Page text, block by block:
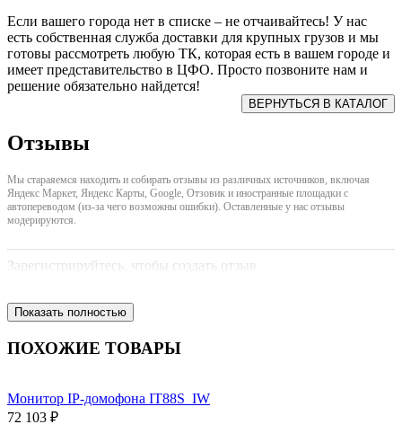
Если вашего города нет в списке – не отчаивайтесь! У нас
есть собственная служба доставки для крупных грузов и мы
готовы рассмотреть любую ТК, которая есть в вашем городе и
имеет представительство в ЦФО. Просто позвоните нам и
решение обязательно найдется!
Отзывы
Мы стараяемся находить и собирать отзывы из различных источников, включая
Яндекс Маркет, Яндекс Карты, Google, Отзовик и иностранные площадки с
автопереводом (из-за чего возможны ошибки). Оставленные у нас отзывы
модерируются.
Зарегистрируйтесь, чтобы создать отзыв.
Показать полностью
ПОХОЖИЕ ТОВАРЫ
Монитор IP-домофона IT88S_IW
72 103 ₽